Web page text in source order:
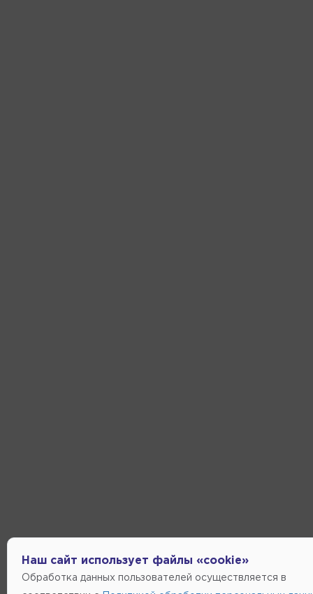
Наш сайт использует файлы «cookie»
Обработка данных пользователей осуществляется в